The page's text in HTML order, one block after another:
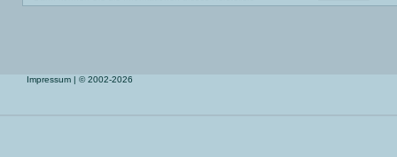
Impressum | © 2002-2026